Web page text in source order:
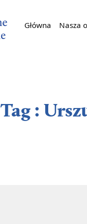
Główna Nasza
Tag :